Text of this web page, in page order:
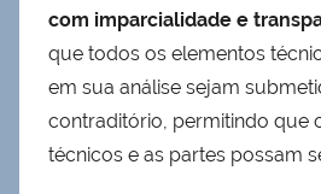
com imparcialidade e
que todos os elementos
em sua análise sejam
contraditório, permitindo que
técnicos e as partes possam